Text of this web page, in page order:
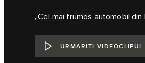
„Cel mai frumos automobil din
URMARITI VIDEOCLIPUL